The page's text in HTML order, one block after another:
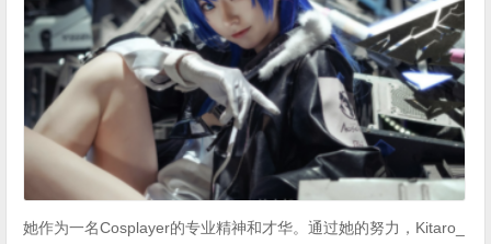
她作为一名Cosplayer的专业精神和才华。通过她的努力，Kitaro_